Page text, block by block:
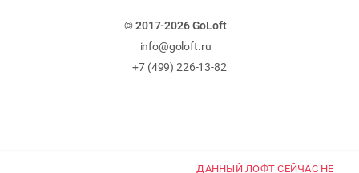
ДАННЫЙ ЛОФТ СЕЙЧАС НЕ
© 2017-2026 GoLoft
info@goloft.ru
+7 (499) 226-13-82